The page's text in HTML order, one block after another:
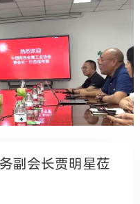
副会长贾明星莅